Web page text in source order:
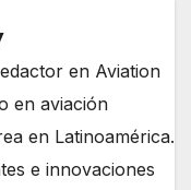
en Aviation
en aviación
en Latinoamérica.
e innovaciones